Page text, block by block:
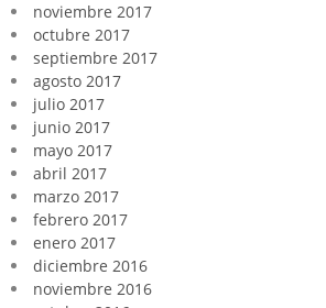
noviembre 2017
octubre 2017
septiembre 2017
agosto 2017
julio 2017
junio 2017
mayo 2017
abril 2017
marzo 2017
febrero 2017
enero 2017
diciembre 2016
noviembre 2016